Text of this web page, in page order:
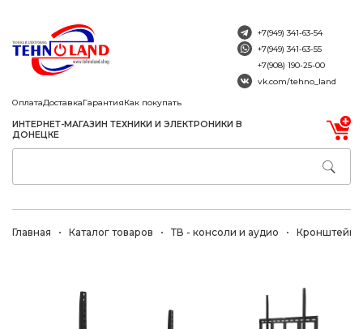
ОплатаДоставкаГарантияКак покупать
ИНТЕРНЕТ-МАГАЗИН ТЕХНИКИ И ЭЛЕКТРОНИКИ В
ДОНЕЦКЕ
+7(949) 341-63-54
+7(949) 341-63-55
+7(908) 190-25-00
vk.com/tehno_land
Главная Каталог товаров ТВ - консоли и аудио Кронштейны